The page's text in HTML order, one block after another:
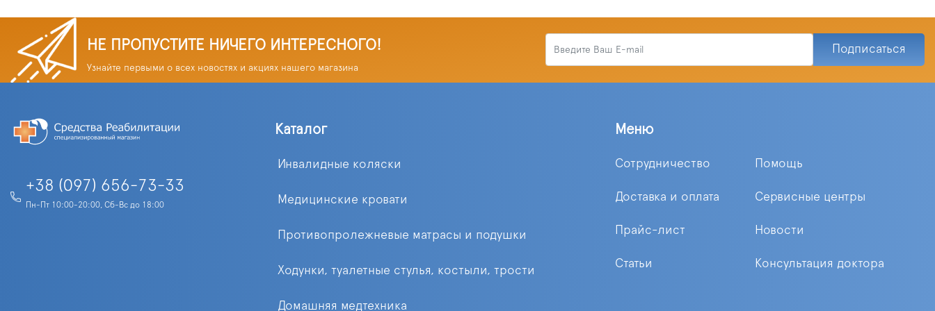
НЕ ПРОПУСТИТЕ НИЧЕГО ИНТЕРЕСНОГО!
Узнайте первыми о всех новостях и акциях нашего магазина
Подписаться
+38 (097) 656-73-33
Пн-Пт 10:00-20:00, Сб-Вс до 18:00
Каталог
Инвалидные коляски
Медицинские кровати
Противопролежневые матрасы и подушки
Ходунки, туалетные стулья, костыли, трости
Домашняя медтехника
Меню
Сотрудничество Помощь
Доставка и оплата Сервисные центры
Прайс-лист Новости
Статьи Консультация доктора